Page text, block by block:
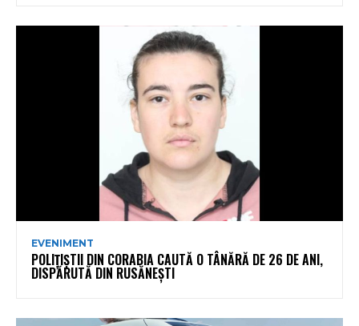
EVENIMENT
POLIȚIȘTII DIN CORABIA CAUTĂ O TÂNĂRĂ DE 26 DE ANI,
DISPĂRUTĂ DIN RUSĂNEȘTI